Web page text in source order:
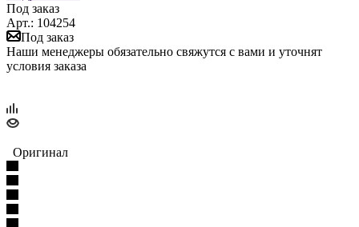
Под заказ
Арт.: 104254
Под заказ
Наши менеджеры обязательно свяжутся с вами и уточнят
условия заказа
Оригинал